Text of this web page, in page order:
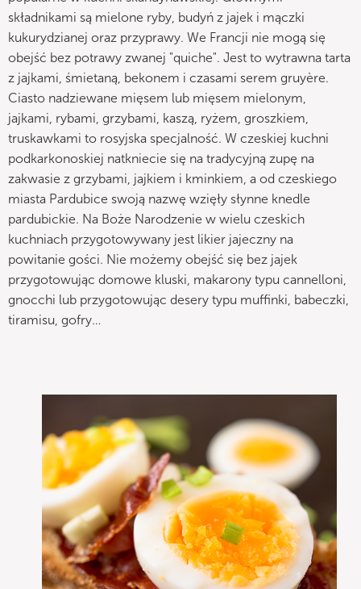
składnikami są mielone ryby, budyń z jajek i mączki
kukurydzianej oraz przyprawy. We Francji nie mogą się
obejść bez potrawy zwanej "quiche". Jest to wytrawna tarta
z jajkami, śmietaną, bekonem i czasami serem gruyère.
Ciasto nadziewane mięsem lub mięsem mielonym,
jajkami, rybami, grzybami, kaszą, ryżem, groszkiem,
truskawkami to rosyjska specjalność. W czeskiej kuchni
podkarkonoskiej natkniecie się na tradycyjną zupę na
zakwasie z grzybami, jajkiem i kminkiem, a od czeskiego
miasta Pardubice swoją nazwę wzięły słynne knedle
pardubickie. Na Boże Narodzenie w wielu czeskich
kuchniach przygotowywany jest likier jajeczny na
powitanie gości. Nie możemy obejść się bez jajek
przygotowując domowe kluski, makarony typu cannelloni,
gnocchi lub przygotowując desery typu muffinki, babeczki,
tiramisu, gofry…